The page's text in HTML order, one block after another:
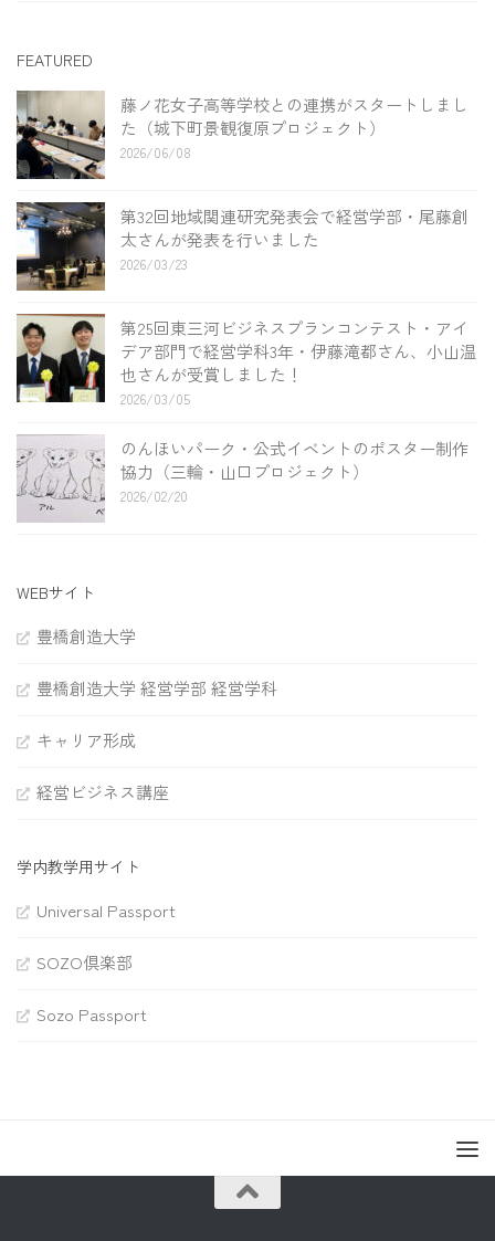
FEATURED
藤ノ花女子高等学校との連携がスタートしまし
た（城下町景観復原プロジェクト）
2026/06/08
第32回地域関連研究発表会で経営学部・尾藤創
太さんが発表を行いました
2026/03/23
第25回東三河ビジネスプランコンテスト・アイ
デア部門で経営学科3年・伊藤滝都さん、小山温
也さんが受賞しました！
2026/03/05
のんほいパーク・公式イベントのポスター制作
協力（三輪・山口プロジェクト）
2026/02/20
WEBサイト
豊橋創造大学
豊橋創造大学 経営学部 経営学科
キャリア形成
経営ビジネス講座
学内教学用サイト
Universal Passport
SOZO倶楽部
Sozo Passport